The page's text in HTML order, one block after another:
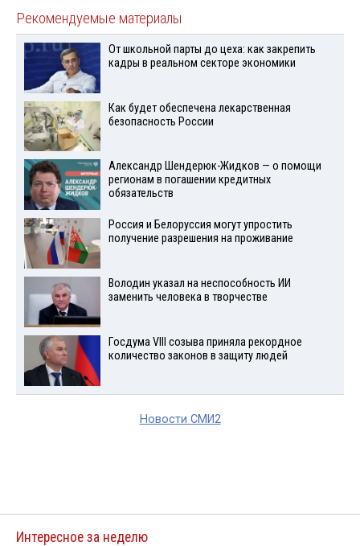
Рекомендуемые материалы
От школьной парты до цеха: как закрепить
кадры в реальном секторе экономики
Как будет обеспечена лекарственная
безопасность России
Александр Шендерюк-Жидков — о помощи
регионам в погашении кредитных
обязательств
Россия и Белоруссия могут упростить
получение разрешения на проживание
Володин указал на неспособность ИИ
заменить человека в творчестве
Госдума VIII созыва приняла рекордное
количество законов в защиту людей
Новости СМИ2
Интересное за неделю